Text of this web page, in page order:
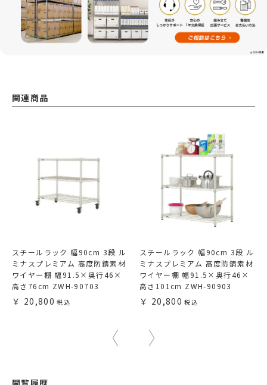
関連商品
スチールラック 幅90cm 3段 ル
ミナスプレミアム 高度防錆素材
ワイヤー棚 幅91.5×奥行46×
高さ76cm ZWH-90703
20,800
スチールラック 幅90cm 3段 ル
ミナスプレミアム 高度防錆素材
ワイヤー棚 幅91.5×奥行46×
高さ101cm ZWH-90903
20,800
閲覧履歴